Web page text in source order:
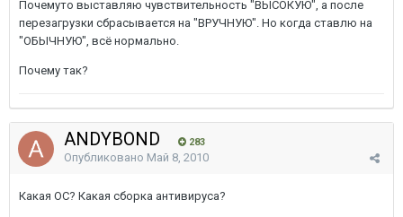
Почемуто выставляю чувствительность "ВЫСОКУЮ", а после
перезагрузки сбрасывается на "ВРУЧНУЮ". Но когда ставлю на
"ОБЫЧНУЮ", всё нормально.
Почему так?
ANDYBOND 283
Опубликовано Май 8, 2010
Какая ОС? Какая сборка антивируса?